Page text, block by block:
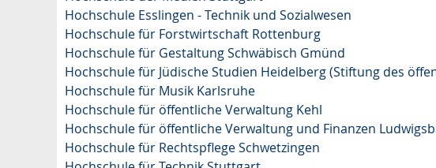
Hochschule Esslingen - Technik und Sozialwesen
Hochschule für Forstwirtschaft Rottenburg
Hochschule für Gestaltung Schwäbisch Gmünd
Hochschule für Jüdische Studien Heidelberg (Stiftung des
Hochschule für Musik Karlsruhe
Hochschule für öffentliche Verwaltung Kehl
Hochschule für öffentliche Verwaltung und Finanzen
Hochschule für Rechtspflege Schwetzingen